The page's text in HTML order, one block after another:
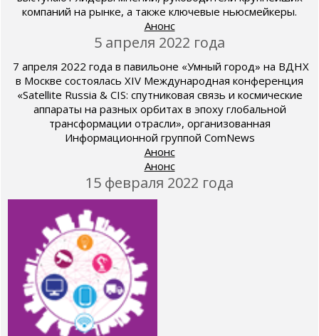
компаний на рынке, а также ключевые ньюсмейкеры.
Анонс
5 апреля 2022 года
7 апреля 2022 года в павильоне «Умный город» на ВДНХ
в Москве состоялась XIV Международная конференция
«Satellite Russia & CIS: спутниковая связь и космические
аппараты на разных орбитах в эпоху глобальной
трансформации отрасли», организованная
Информационной группой ComNews
Анонс
Анонс
15 февраля 2022 года